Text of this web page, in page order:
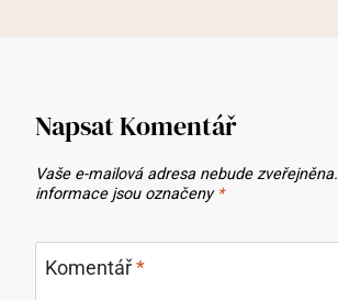
Napsat Komentář
Vaše e-mailová adresa nebude zveřejněna.
informace jsou označeny *
Komentář*